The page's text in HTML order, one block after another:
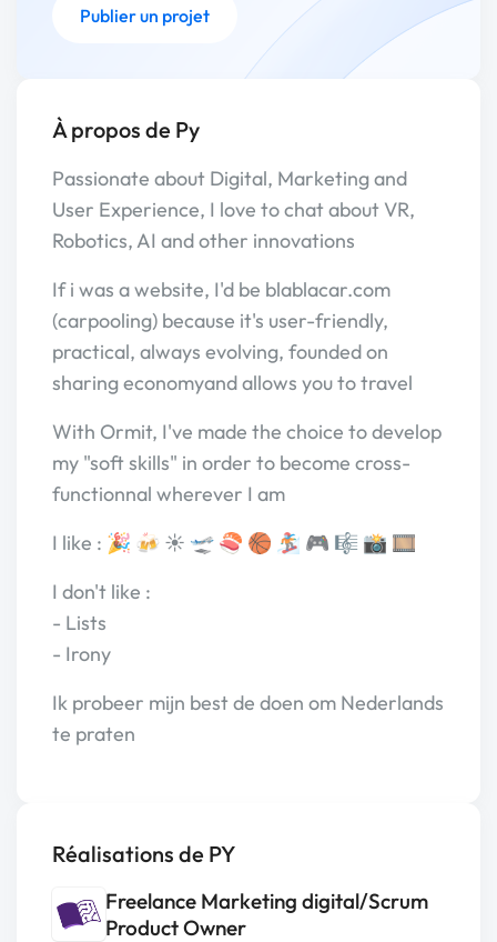
Publier un projet
À propos de Py
Passionate about Digital, Marketing and
User Experience, I love to chat about VR,
Robotics, AI and other innovations
If i was a website, I'd be blablacar.com
(carpooling) because it's user-friendly,
practical, always evolving, founded on
sharing economyand allows you to travel
With Ormit, I've made the choice to develop
my "soft skills" in order to become cross-
functionnal wherever I am
I like : 🎉 🍻 ☀️ 🛫 🍣 🏀 🏂 🎮 🎼 📸 🎞
I don't like :
- Lists
- Irony
Ik probeer mijn best de doen om Nederlands
te praten
Réalisations de PY
Freelance Marketing digital/Scrum
Product Owner